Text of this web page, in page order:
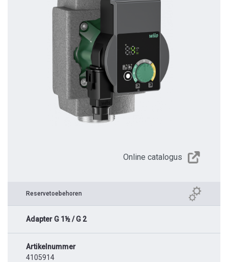
Online catalogus
Reservetoebehoren
Adapter G 1½ / G 2
Artikelnummer
4105914